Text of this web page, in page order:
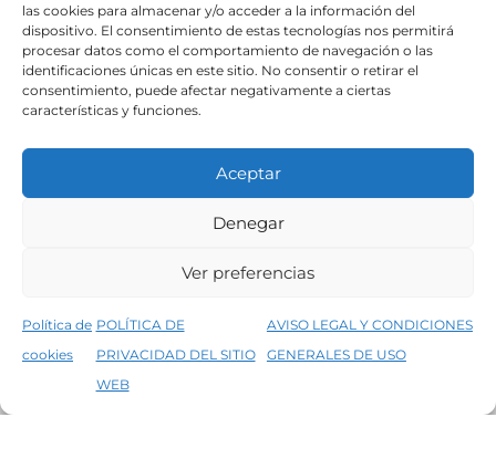
las cookies para almacenar y/o acceder a la información del
dispositivo. El consentimiento de estas tecnologías nos permitirá
procesar datos como el comportamiento de navegación o las
identificaciones únicas en este sitio. No consentir o retirar el
consentimiento, puede afectar negativamente a ciertas
características y funciones.
Aceptar
Denegar
Ver preferencias
Política de
cookies
POLÍTICA DE
PRIVACIDAD DEL SITIO
WEB
AVISO LEGAL Y CONDICIONES
GENERALES DE USO
5% de descuento en tu primera compra, utiliza el código PRIMERACOMPRA
Condiciones generales de venta
Política de privacidad del sitio web
©2026 Decopintur- todos los derechos